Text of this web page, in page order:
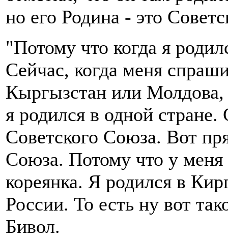
но его Родина - это
"Потому что когда я
Сейчас, когда меня
Кыргызстан или Молдова,
я родился в одной
Советского Союза. Вот
Союза. Потому что у
кореянка. Я родился в
России. То есть ну вот
Бивол.